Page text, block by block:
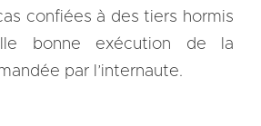
confiées à des tiers hormis
bonne exécution de la
par l’internaute.